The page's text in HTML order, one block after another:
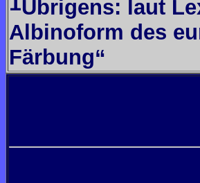
Übrigens: laut
Albinoform des
Färbung“